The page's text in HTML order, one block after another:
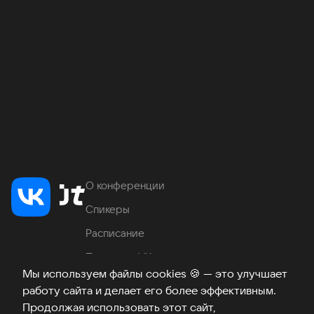
Мы используем файлы cookies 🍪 — это улучшает
работу сайта и делает его более эффективным.
Продолжая использовать этот сайт,
О конференции
Спикеры
Расписание
Продукты VK
Место проведения
Часто задаваемые вопросы